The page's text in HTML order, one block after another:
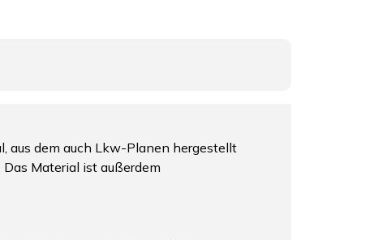
aus dem auch Lkw-Planen hergestellt
Material ist außerdem